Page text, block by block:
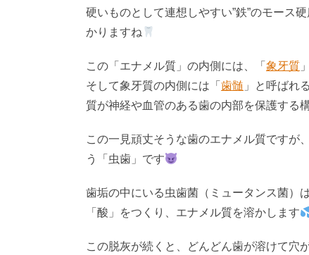
硬いものとして連想しやすい”鉄”のモース
かりますね
この「エナメル質」の内側には、「 象牙質
そして象牙質の内側には「 歯髄 」と呼ばれ
質が神経や血管のある歯の内部を保護する
この一見頑丈そうな歯のエナメル質ですが
う「虫歯」です
歯垢の中にいる虫歯菌（ミュータンス菌）
「酸」をつくり、エナメル質を溶かします
この脱灰が続くと、どんどん歯が溶けて穴